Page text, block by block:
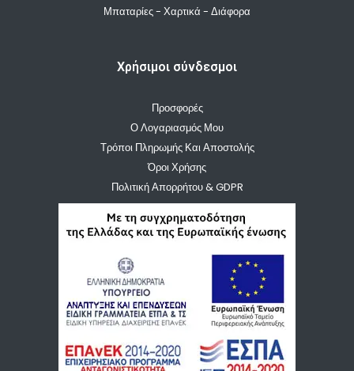
Μπαταρίες - Χαρτικά - Διάφορα
Χρήσιμοι σύνδεσμοι
Προσφορές
Ο Λογαριασμός Μου
Τρόποι Πληρωμής Και Αποστολής
Όροι Χρήσης
Πολιτική Απορρήτου & GDPR